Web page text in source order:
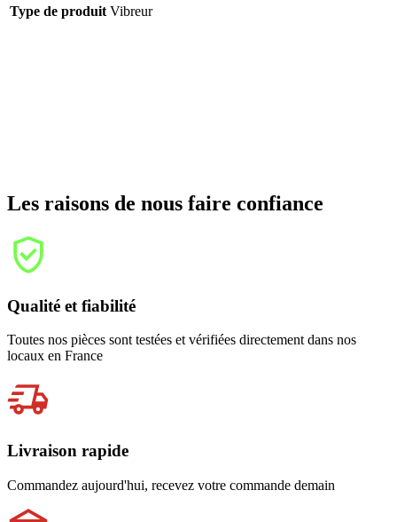
Type de produit Vibreur
Les raisons de nous faire confiance
Qualité et fiabilité
Toutes nos pièces sont testées et vérifiées directement dans nos
locaux en France
Livraison rapide
Commandez aujourd'hui, recevez votre commande demain